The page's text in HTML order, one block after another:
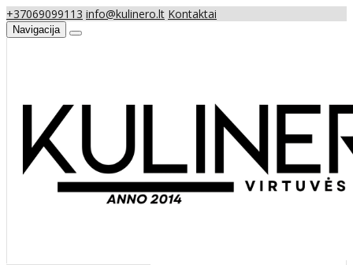
+37069099113 info@kulinero.lt Kontaktai
Navigacija